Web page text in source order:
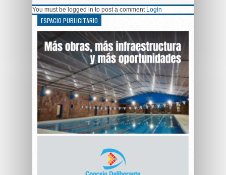
You must be logged in to post a comment Login
ESPACIO PUBLICITARIO